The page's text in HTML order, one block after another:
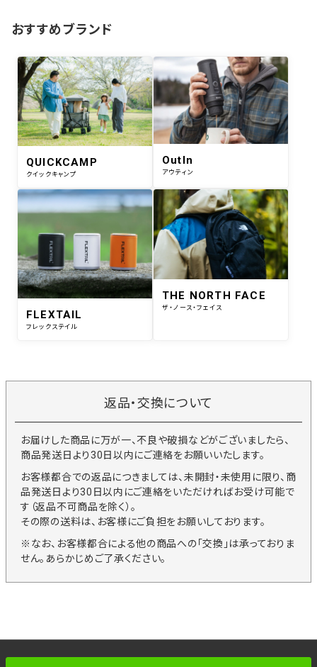
おすすめブランド
QUICKCAMP
クイックキャンプ
OutIn
アウティン
FLEXTAIL
フレックステイル
THE NORTH FACE
ザ・ノース・フェイス
返品・交換について
お届けした商品に万が一、不良や破損などがございましたら、
商品発送日より30日以内にご連絡をお願いいたします。
お客様都合での返品につきましては、未開封・未使用に限り、商
品発送日より30日以内にご連絡をいただければお受け可能で
す（返品不可商品を除く）。
その際の送料は、お客様にご負担をお願いしております。
※なお、お客様都合による他の商品への「交換」は承っておりま
せん。あらかじめご了承ください。